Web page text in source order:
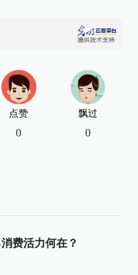
点赞
0
飘过
0
费活力何在？